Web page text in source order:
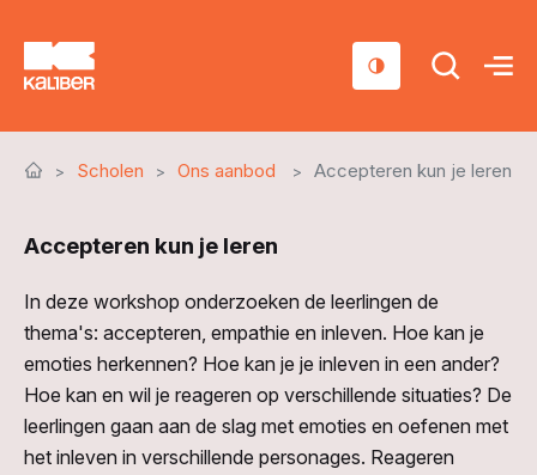
Sociaal domein
Over ons
Nieuws & Agenda
Contact
Scholen Ons aanbod Accepteren kun je leren
Accepteren kun je leren
In deze workshop onderzoeken de leerlingen de
thema's: accepteren, empathie en inleven. Hoe kan je
emoties herkennen? Hoe kan je je inleven in een ander?
Hoe kan en wil je reageren op verschillende situaties? De
leerlingen gaan aan de slag met emoties en oefenen met
het inleven in verschillende personages. Reageren